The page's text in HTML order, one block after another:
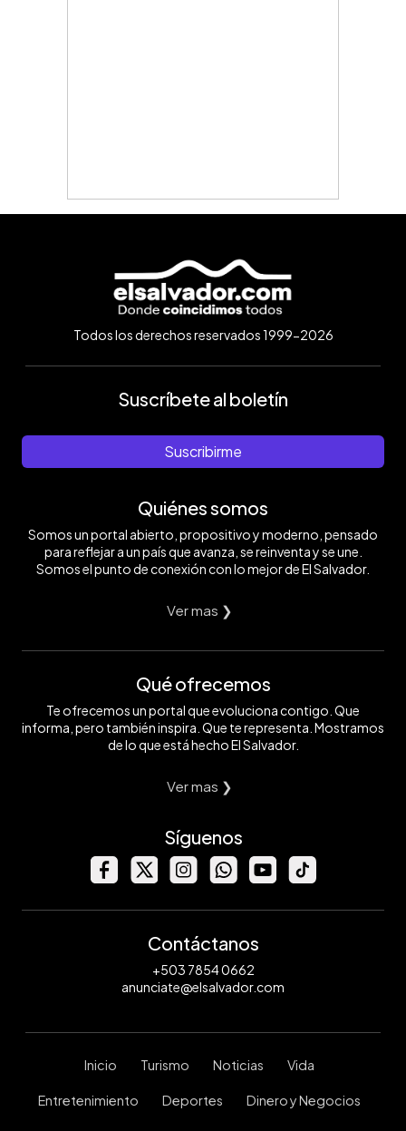
Todos los derechos reservados 1999-2026
Suscríbete al boletín
Suscribirme
Quiénes somos
Somos un portal abierto, propositivo y moderno, pensado
para reflejar a un país que avanza, se reinventa y se une.
Somos el punto de conexión con lo mejor de El Salvador.
Ver mas ❯
Qué ofrecemos
Te ofrecemos un portal que evoluciona contigo. Que
informa, pero también inspira. Que te representa. Mostramos
de lo que está hecho El Salvador.
Ver mas ❯
Síguenos
Contáctanos
+503 7854 0662
anunciate@elsalvador.com
Inicio Turismo Noticias Vida
Entretenimiento Deportes Dinero y Negocios